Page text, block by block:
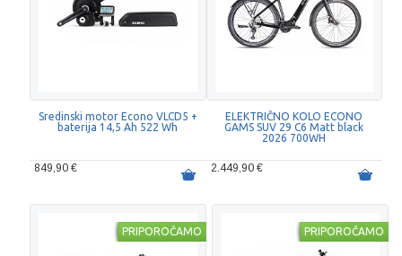
Sredinski motor Econo VLCD5 +
baterija 14,5 Ah 522 Wh
849,90 €
ELEKTRIČNO KOLO ECONO
GAMS SUV 29 C6 Matt black
2026 700WH
2.449,90 €
PRIPOROČAMO PRIPOROČAMO